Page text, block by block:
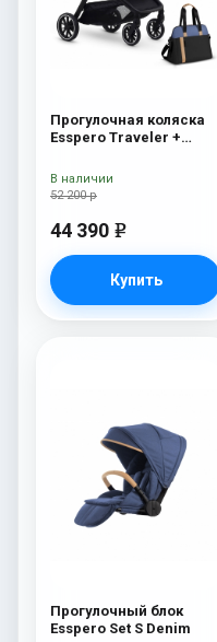
Прогулочная коляска
Esspero Traveler +
52 200 р
44 390 e
Купить
В наличии
Прогулочный блок
Esspero Set S Denim